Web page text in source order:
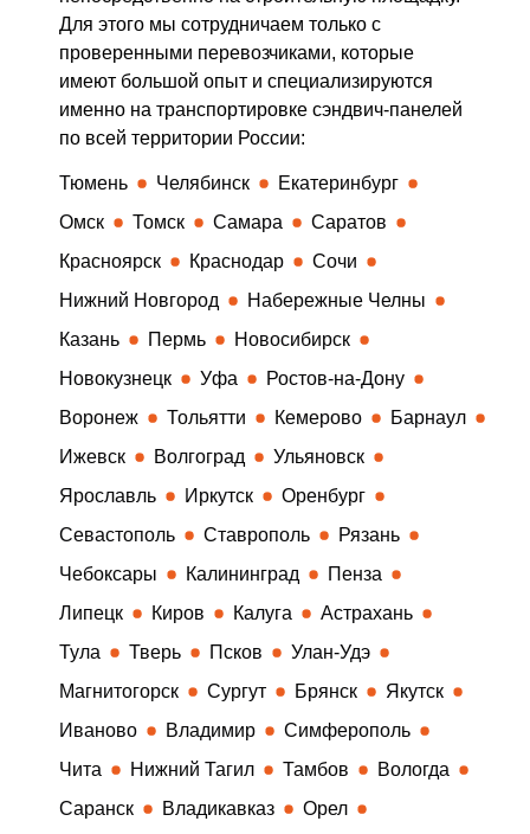
Для этого мы сотрудничаем только с
проверенными перевозчиками, которые
имеют большой опыт и специализируются
именно на транспортировке сэндвич-панелей
по всей территории России:
Тюмень Челябинск
Екатеринбург
Омск
Томск Самара
Саратов
Красноярск
Краснодар
Сочи
Нижний Новгород
Набережные Челны
Казань
Пермь
Новосибирск
Новокузнецк
Уфа
Ростов-на-Дону
Воронеж
Тольятти Кемерово
Барнаул
Ижевск
Волгоград
Ульяновск
Ярославль
Иркутск
Оренбург
Севастополь
Ставрополь
Рязань
Чебоксары
Калининград
Пенза
Липецк
Киров Калуга
Астрахань
Тула
Тверь Псков
Улан-Удэ
Магнитогорск
Сургут Брянск
Якутск
Иваново
Владимир
Симферополь
Чита
Нижний Тагил Тамбов
Вологда
Саранск
Владикавказ
Орел